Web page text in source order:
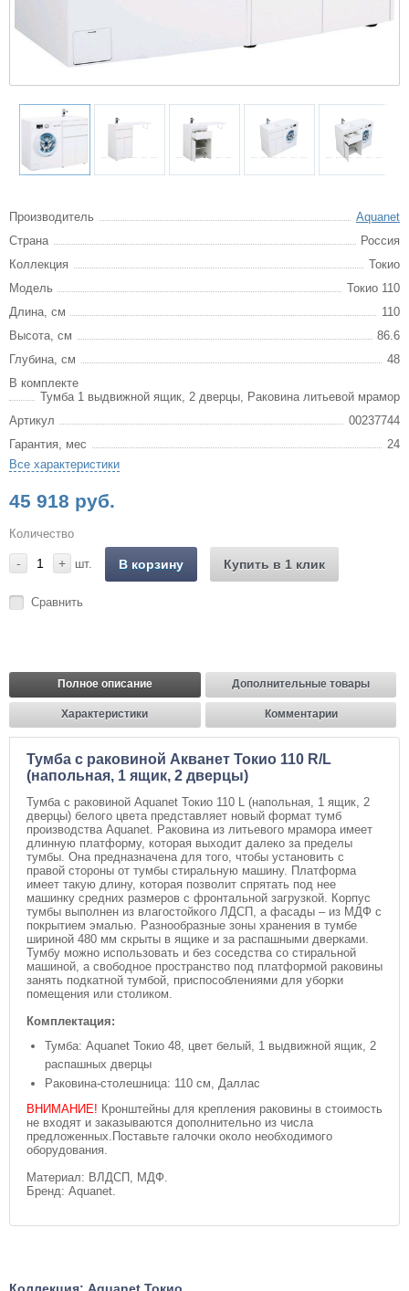
Производитель
Aquanet
Страна
Россия
Коллекция
Токио
Модель
Токио 110
Длина, см
110
Высота, см
86.6
Глубина, см
48
В комплекте
Тумба 1 выдвижной ящик, 2 дверцы, Раковина литьевой мрамор
Артикул
00237744
Гарантия, мес
24
Все характеристики
45 918 руб.
Количество
- + шт. В корзину Купить в 1 клик
Сравнить
Полное описание Дополнительные товары
Характеристики Комментарии
Тумба с раковиной Акванет Токио 110 R/L
(напольная, 1 ящик, 2 дверцы)
Тумба с раковиной Aquanet Токио 110 L (напольная, 1 ящик, 2
дверцы) белого цвета представляет новый формат тумб
производства Aquanet. Раковина из литьевого мрамора имеет
длинную платформу, которая выходит далеко за пределы
тумбы. Она предназначена для того, чтобы установить с
правой стороны от тумбы стиральную машину. Платформа
имеет такую длину, которая позволит спрятать под нее
машинку средних размеров с фронтальной загрузкой. Корпус
тумбы выполнен из влагостойкого ЛДСП, а фасады – из МДФ с
покрытием эмалью. Разнообразные зоны хранения в тумбе
шириной 480 мм скрыты в ящике и за распашными дверками.
Тумбу можно использовать и без соседства со стиральной
машиной, а свободное пространство под платформой раковины
занять подкатной тумбой, приспособлениями для уборки
помещения или столиком.
Комплектация:
Тумба: Aquanet Токио 48, цвет белый, 1 выдвижной ящик, 2
распашных дверцы
Раковина-столешница: 110 см, Даллас
ВНИМАНИЕ! Кронштейны для крепления раковины в стоимость
не входят и заказываются дополнительно из числа
предложенных.Поставьте галочки около необходимого
оборудования.
Материал: ВЛДСП, МДФ.
Бренд: Aquanet.